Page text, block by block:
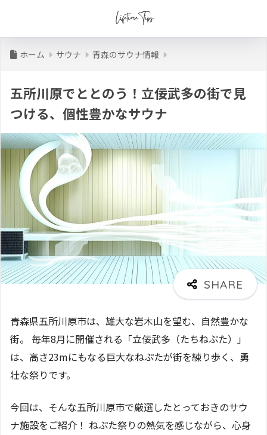
ホーム サウナ 青森のサウナ情報
五所川原でととのう！立佞武多の街で見
つける、個性豊かなサウナ
青森県五所川原市は、雄大な岩木山を望む、自然豊かな
街。 毎年8月に開催される「立佞武多（たちねぷた）」
は、高さ23mにもなる巨大なねぷたが街を練り歩く、勇
壮な祭りです。
今回は、そんな五所川原市で厳選したとっておきのサウ
ナ施設をご紹介！ ねぷた祭りの熱気を感じながら、心身